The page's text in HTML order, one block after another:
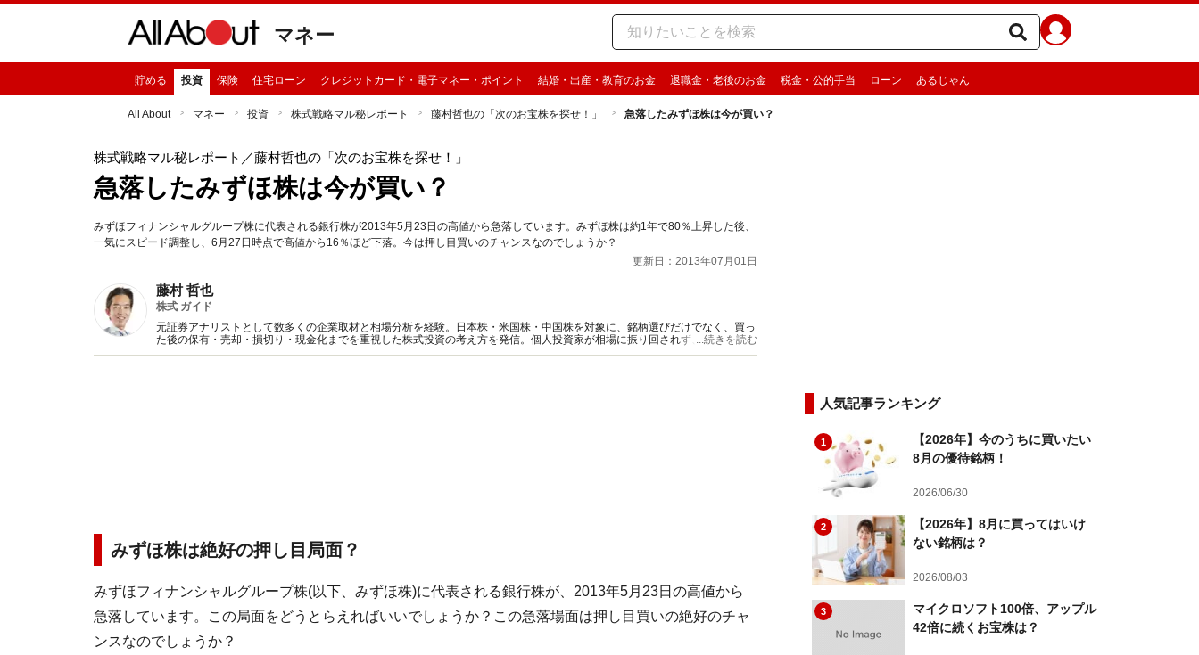
マネー
貯める 投資 保険 住宅ローン クレジットカード・電子マネー・ポイント 結婚・出産・教育のお金 退職金・老後のお金 税金・公的手当 ローン あるじゃん
All About マネー 投資 株式戦略マル秘レポート 藤村哲也の「次のお宝株を探せ！」 急落したみずほ株は今が買い？
株式戦略マル秘レポート ／藤村哲也の「次のお宝株を探せ！」
急落したみずほ株は今が買い？
みずほフィナンシャルグループ株に代表される銀行株が2013年5月23日の高値から急落しています。みずほ株は約1年で80％上昇した後、
一気にスピード調整し、6月27日時点で高値から16％ほど下落。今は押し目買いのチャンスなのでしょうか？
更新日：2013年07月01日
藤村 哲也
株式 ガイド
元証券アナリストとして数多くの企業取材と相場分析を経験。日本株・米国株・中国株を対象に、銘柄選びだけでなく、買っ
た後の保有・売却・損切り・現金化までを重視した株式投資の考え方を発信。個人投資家が相場に振り回されず、納得感を持
って資産形成に取り組めるよう、実践的な株式投資情報を届けている。
...続きを読む
みずほ株は絶好の押し目局面？
みずほフィナンシャルグループ株(以下、みずほ株)に代表される銀行株が、2013年5月23日の高値から
急落しています。この局面をどうとらえればいいでしょうか？この急落場面は押し目買いの絶好のチャ
ンスなのでしょうか？
人気記事ランキング
1
【2026年】今のうちに買いたい
8月の優待銘柄！
2026/06/30
2
【2026年】8月に買ってはいけ
ない銘柄は？
2026/08/03
3
マイクロソフト100倍、アップル
42倍に続くお宝株は？